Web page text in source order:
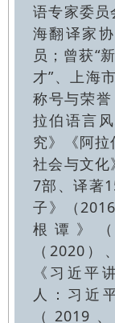
语专家委员
海翻译家
员；曾获“
才”、上海
称号与荣
拉伯语言
究》《阿
社会与文
7部、译著
子》（
根谭》
（2020）
《习近平
人：习近
（2019